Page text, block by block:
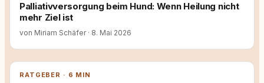
Palliativversorgung beim Hund: Wenn Heilung nicht
mehr Ziel ist
von Miriam Schäfer · 8. Mai 2026
RATGEBER · 6 MIN